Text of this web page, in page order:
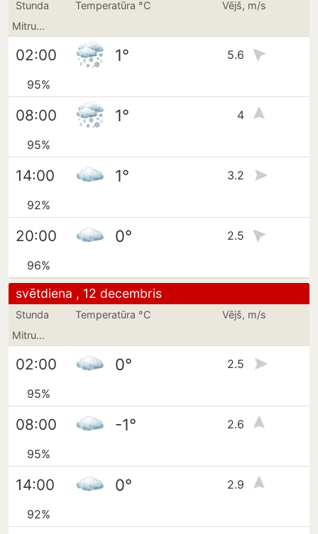
Stunda Temperatūra °C
Vējš, m/s
Mitrums
02:00 1° 5.6
95%
08:00 1° 4
95%
14:00 1° 3.2
92%
20:00 0° 2.5
96%
svētdiena , 12 decembris
Stunda Temperatūra °C
Vējš, m/s
Mitrums
02:00 0° 2.5
95%
08:00 -1° 2.6
95%
14:00 0° 2.9
92%